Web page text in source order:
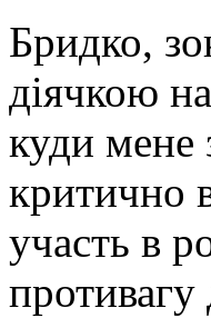
Бридко,
діячкою
куди мене
критично
участь в
противагу